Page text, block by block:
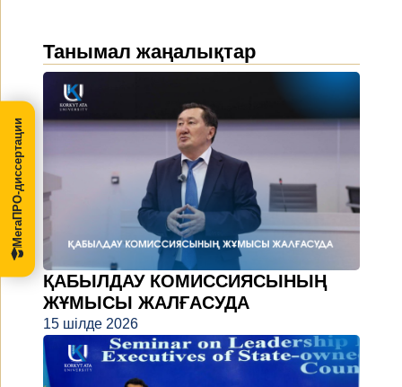
Танымал жаңалықтар
ҚАБЫЛДАУ КОМИССИЯСЫНЫҢ
ЖҰМЫСЫ ЖАЛҒАСУДА
15 шілде 2026
МегаПРО-диссертации